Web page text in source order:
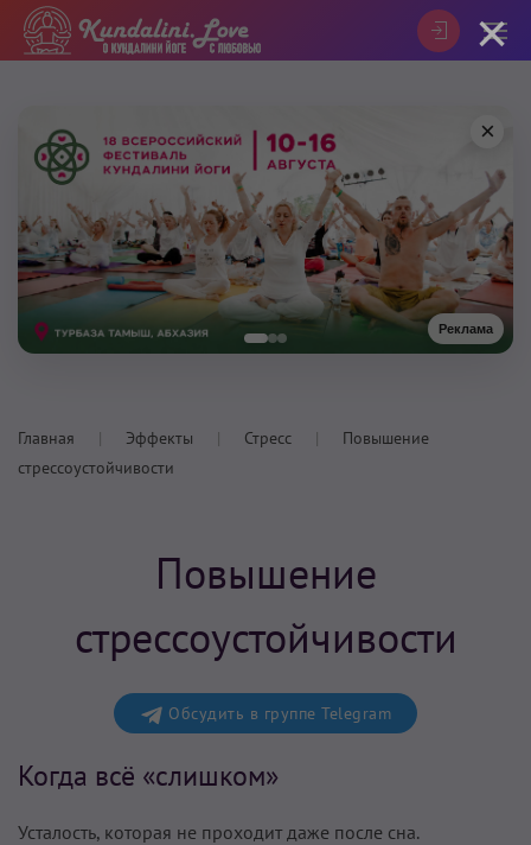
Реклама
×
Главная Эффекты Стресс
Повышение
стрессоустойчивости
Повышение
стрессоустойчивости
Обсудить в группе Telegram
Когда всё «слишком»
Усталость, которая не проходит даже после сна.
×